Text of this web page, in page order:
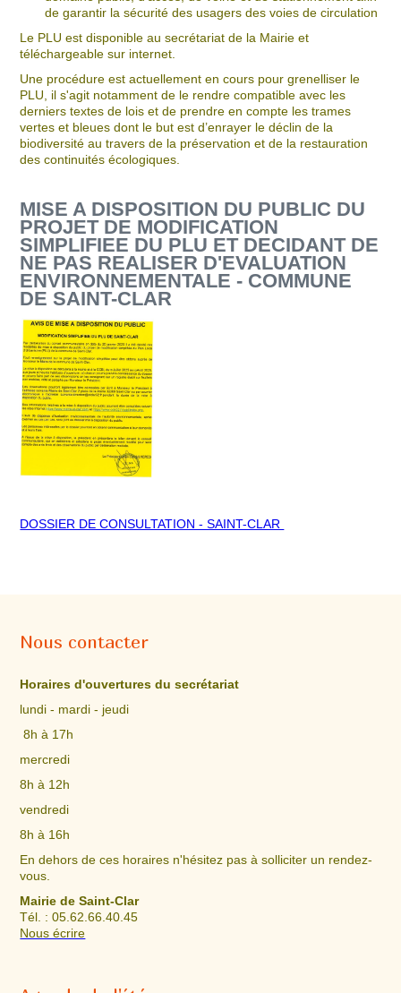
de garantir la sécurité des usagers des voies de circulation
Le PLU est disponible au secrétariat de la Mairie et
téléchargeable sur internet.
Une procédure est actuellement en cours pour grenelliser le
PLU, il s'agit notamment de le rendre compatible avec les
derniers textes de lois et de prendre en compte les trames
vertes et bleues dont le but est d’enrayer le déclin de la
biodiversité au travers de la préservation et de la restauration
des continuités écologiques.
MISE A DISPOSITION DU PUBLIC DU
PROJET DE MODIFICATION
SIMPLIFIEE DU PLU ET DECIDANT DE
NE PAS REALISER D'EVALUATION
ENVIRONNEMENTALE - COMMUNE
DE SAINT-CLAR
DOSSIER DE CONSULTATION - SAINT-CLAR
Nous contacter
Horaires d'ouvertures du secrétariat
lundi - mardi - jeudi
8h à 17h
mercredi
8h à 12h
vendredi
8h à 16h
En dehors de ces horaires n'hésitez pas à solliciter un rendez-
vous.
Mairie de Saint-Clar
Tél. : 05.62.66.40.45
Nous écrire